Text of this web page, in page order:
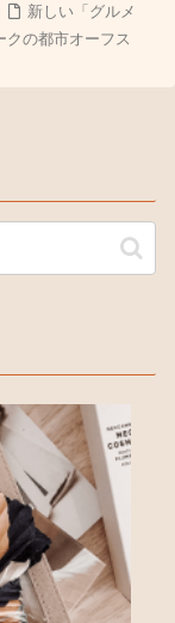
新しい「グルメ
クの都市オーフス